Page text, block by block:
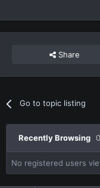
Share
Go to topic listing
Recently Browsing
No registered users